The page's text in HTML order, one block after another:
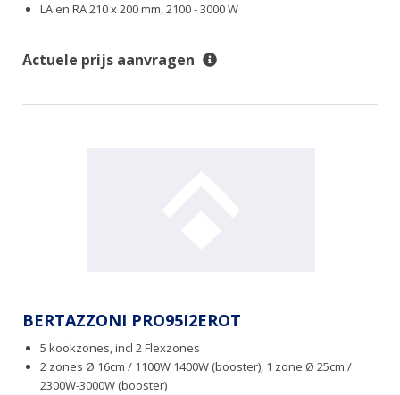
LA en RA 210 x 200 mm, 2100 - 3000 W
Actuele prijs aanvragen
BERTAZZONI PRO95I2EROT
5 kookzones, incl 2 Flexzones
2 zones Ø 16cm / 1100W 1400W (booster), 1 zone Ø 25cm /
2300W-3000W (booster)